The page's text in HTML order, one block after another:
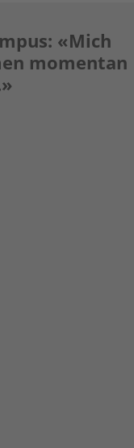
«Mich
momentan